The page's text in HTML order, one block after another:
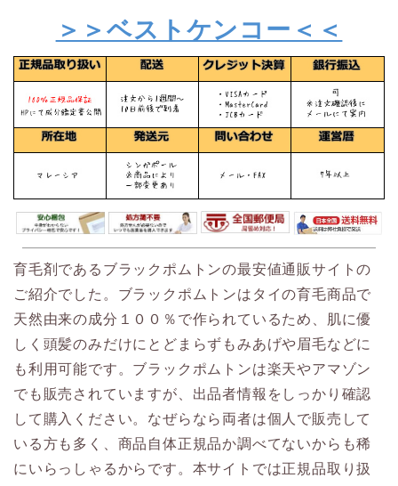
＞＞ベストケンコー＜＜
育毛剤であるブラックポムトンの最安値通販サイトの
ご紹介でした。ブラックポムトンはタイの育毛商品で
天然由来の成分１００％で作られているため、肌に優
しく頭髪のみだけにとどまらずもみあげや眉毛などに
も利用可能です。ブラックポムトンは楽天やアマゾン
でも販売されていますが、出品者情報をしっかり確認
して購入ください。なぜらなら両者は個人で販売して
いる方も多く、商品自体正規品か調べてないからも稀
にいらっしゃるからです。本サイトでは正規品取り扱